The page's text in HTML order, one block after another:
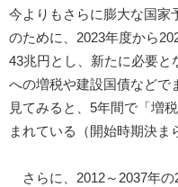
今よりもさらに膨大な国家
のために、2023年度から
43兆円とし、新たに必要と
への増税や建設国債などで
見てみると、5年間で「増
まれている（開始時期決ま
さらに、2012～2037年の